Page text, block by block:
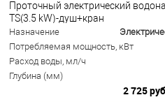
Проточный электрический
TS(3.5 kW)-душ+кран
Назначение
Потребляемая мощность, кВт
Расход воды, мл/ч
Глубина (мм)
2 725